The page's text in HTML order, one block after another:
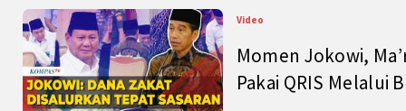
Video
Momen Jokowi,
Pakai QRIS Melalui